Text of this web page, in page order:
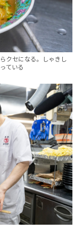
クセになる。しゃきし
ている